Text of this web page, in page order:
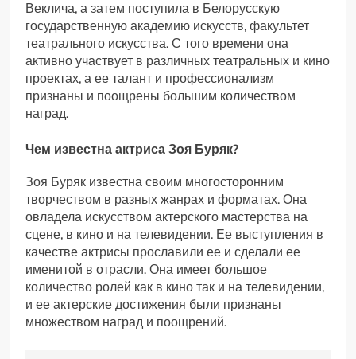
Веклича, а затем поступила в Белорусскую
государственную академию искусств, факультет
театрального искусства. С того времени она
активно участвует в различных театральных и кино
проектах, а ее талант и профессионализм
признаны и поощрены большим количеством
наград.
Чем известна актриса Зоя Буряк?
Зоя Буряк известна своим многосторонним
творчеством в разных жанрах и форматах. Она
овладела искусством актерского мастерства на
сцене, в кино и на телевидении. Ее выступления в
качестве актрисы прославили ее и сделали ее
именитой в отрасли. Она имеет большое
количество ролей как в кино так и на телевидении,
и ее актерские достижения были признаны
множеством наград и поощрений.